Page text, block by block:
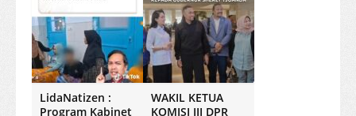
LidaNatizen :
Program Kabinet
WAKIL KETUA
KOMISI III DPR